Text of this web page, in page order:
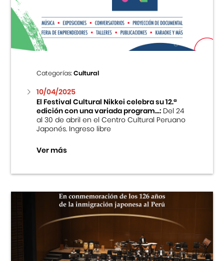
Categorías:Cultural
10/04/2025
El Festival Cultural Nikkei celebra su 12.ª
edición con una variada program...:Del 24
al 30 de abril en el Centro Cultural Peruano
Japonés. Ingreso libre
Ver más